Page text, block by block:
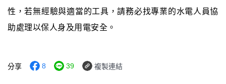
性，若無經驗與適當的工具，請務必找專業的水電人員協
助處理以保人身及用電安全。
分享 8 39 複製連結